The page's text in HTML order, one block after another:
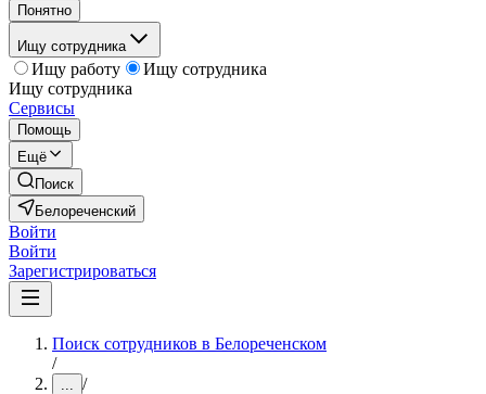
Понятно
Ищу сотрудника
Ищу работу
Ищу сотрудника
Ищу сотрудника
Сервисы
Помощь
Ещё
Поиск
Белореченский
Войти
Войти
Зарегистрироваться
Поиск сотрудников в Белореченском
/
... /